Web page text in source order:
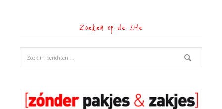
Zoeken op de site